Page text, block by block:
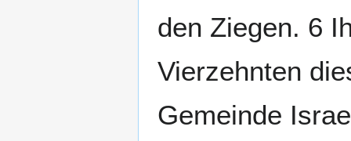
den Ziegen. 6
Vierzehnten
Gemeinde